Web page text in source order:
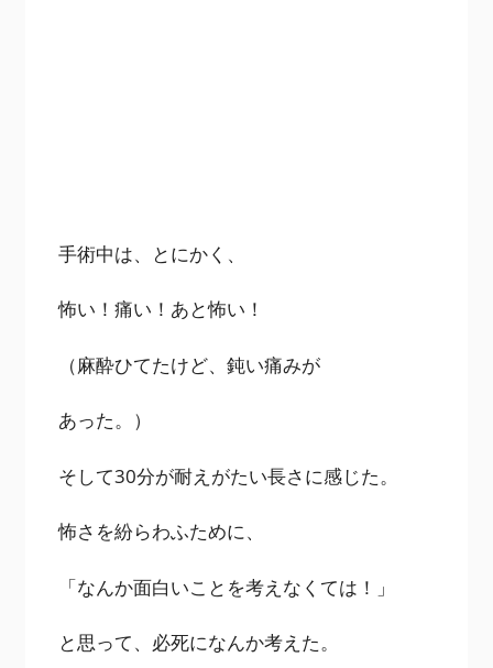
手術中は、とにかく、
怖い！痛い！あと怖い！
（麻酔ひてたけど、鈍い痛みが
あった。）
そして30分が耐えがたい長さに感じた。
怖さを紛らわふために、
「なんか面白いことを考えなくては！」
と思って、必死になんか考えた。